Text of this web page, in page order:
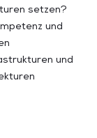
setzen?
und
und